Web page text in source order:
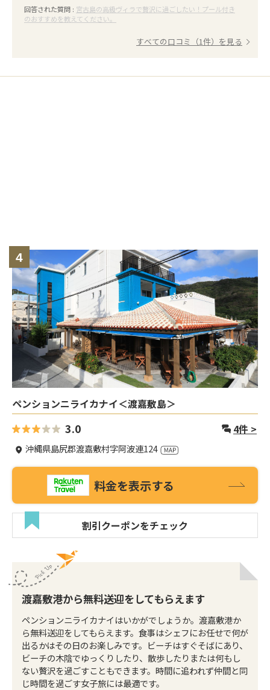
回答された質問 : 宮古島の高級ヴィラで贅沢に過ごしたい！プール付き
のおすすめを教えてください。
すべての口コミ（1件）を見る
4
ペンションニライカナイ＜渡嘉敷島＞
3.0 4件 >
沖縄県島尻郡渡嘉敷村字阿波連124
料金を表示する
割引クーポンをチェック
渡嘉敷港から無料送迎をしてもらえます
ペンションニライカナイはいかがでしょうか。渡嘉敷港か
ら無料送迎をしてもらえます。食事はシェフにお任せで何が
出るかはその日のお楽しみです。ビーチはすぐそばにあり、
ビーチの木陰でゆっくりしたり、散歩したりまたは何もし
ない贅沢を過ごすこともできます。時間に追われず仲間と同
じ時間を過ごす女子旅には最適です。